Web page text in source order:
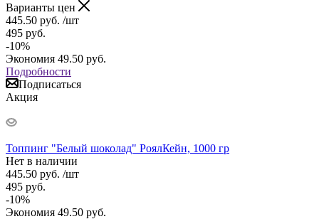
Варианты цен
445.50 руб. /шт
495 руб.
-10%
Экономия 49.50 руб.
Подробности
Подписаться
Акция
Топпинг "Белый шоколад" РоялКейн, 1000 гр
Нет в наличии
445.50 руб. /шт
495 руб.
-10%
Экономия 49.50 руб.